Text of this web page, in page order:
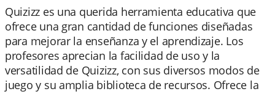
Quizizz es una querida herramienta educativa que
ofrece una gran cantidad de funciones diseñadas
para mejorar la enseñanza y el aprendizaje. Los
profesores aprecian la facilidad de uso y la
versatilidad de Quizizz, con sus diversos modos de
juego y su amplia biblioteca de recursos. Ofrece la